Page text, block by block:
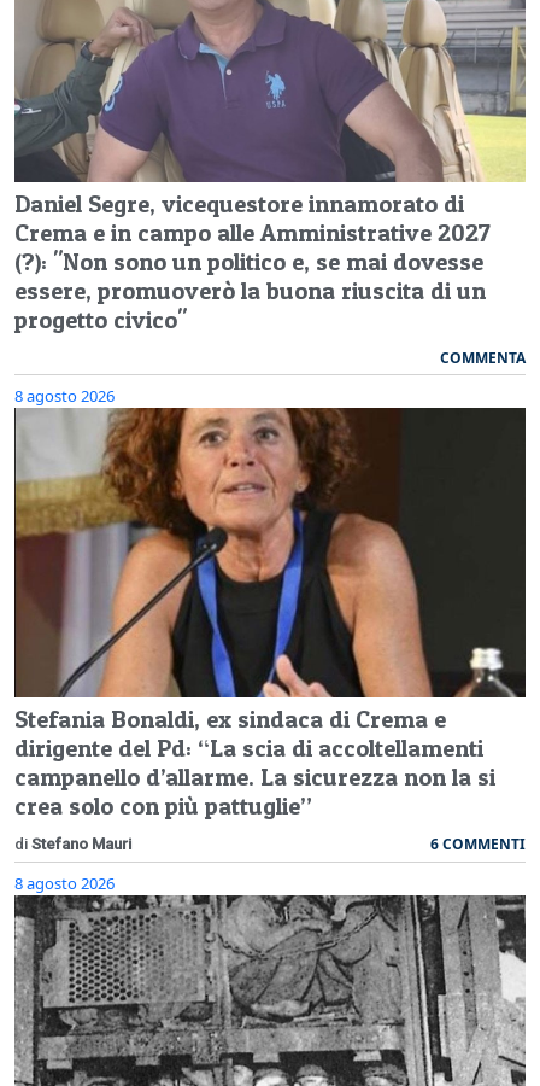
Daniel Segre, vicequestore innamorato di
Crema e in campo alle Amministrative 2027
(?): "Non sono un politico e, se mai dovesse
essere, promuoverò la buona riuscita di un
progetto civico"
COMMENTA
8 agosto 2026
Stefania Bonaldi, ex sindaca di Crema e
dirigente del Pd: “La scia di accoltellamenti
campanello d’allarme. La sicurezza non la si
crea solo con più pattuglie”
di Stefano Mauri 6 COMMENTI
8 agosto 2026